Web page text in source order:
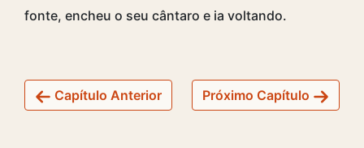
fonte, encheu o seu cântaro e ia voltando.
Capítulo Anterior Próximo Capítulo